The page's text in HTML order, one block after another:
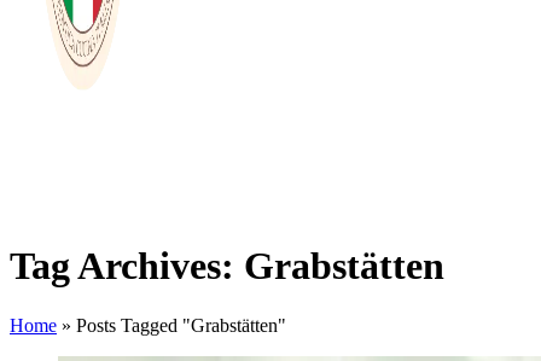
Tag Archives: Grabstätten
Home » Posts Tagged "Grabstätten"